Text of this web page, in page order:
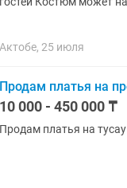
Актобе, 25 июля
Продам платья на
10 000 - 450 000 ₸
Продам платья на